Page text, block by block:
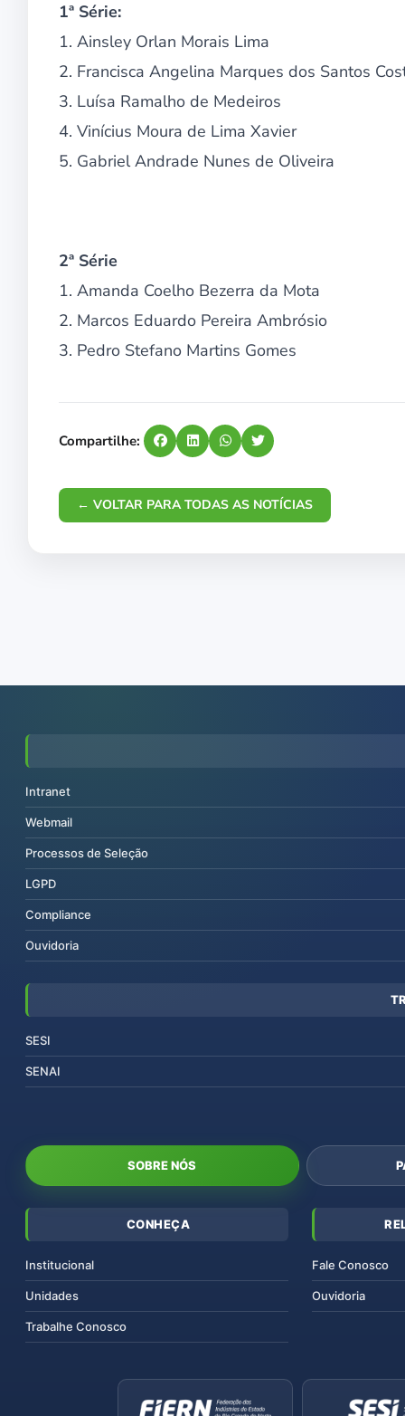
1ª Série:
1. Ainsley Orlan Morais Lima
2. Francisca Angelina Marques dos Santos
3. Luísa Ramalho de Medeiros
4. Vinícius Moura de Lima Xavier
5. Gabriel Andrade Nunes de Oliveira
2ª Série
1. Amanda Coelho Bezerra da Mota
2. Marcos Eduardo Pereira Ambrósio
3. Pedro Stefano Martins Gomes
Compartilhe:
← VOLTAR PARA TODAS AS NOTÍCIAS
Intranet
Webmail
Processos de Seleção
LGPD
Compliance
Ouvidoria
SESI
SENAI
SOBRE NÓS
CONHEÇA
Institucional
Unidades
Trabalhe Conosco
Fale Conosco
Ouvidoria